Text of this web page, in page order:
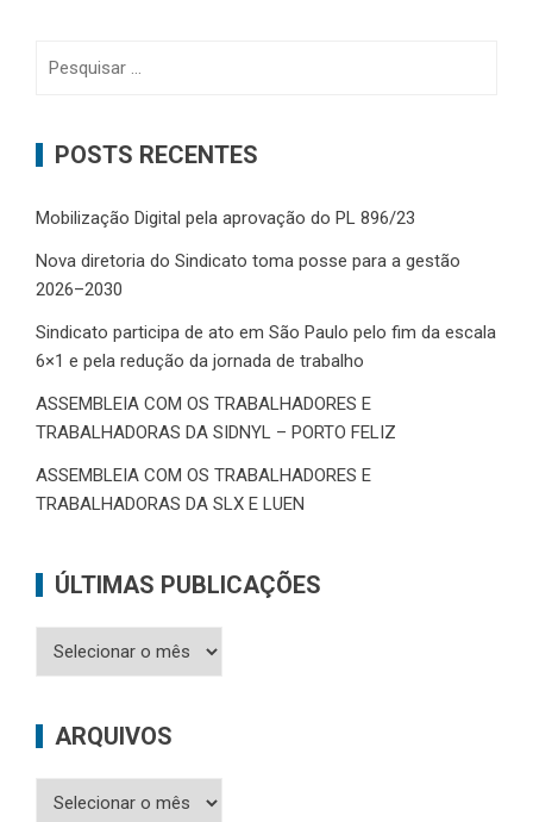
POSTS RECENTES
Mobilização Digital pela aprovação do PL 896/23
Nova diretoria do Sindicato toma posse para a gestão
2026–2030
Sindicato participa de ato em São Paulo pelo fim da escala
6×1 e pela redução da jornada de trabalho
ASSEMBLEIA COM OS TRABALHADORES E
TRABALHADORAS DA SIDNYL – PORTO FELIZ
ASSEMBLEIA COM OS TRABALHADORES E
TRABALHADORAS DA SLX E LUEN
ÚLTIMAS PUBLICAÇÕES
Últimas
ARQUIVOS
Arquivos